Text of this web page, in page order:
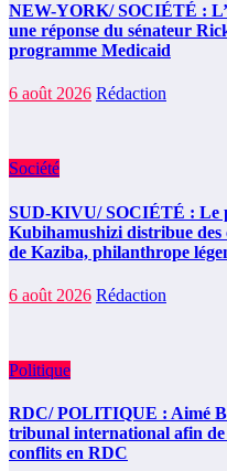
NEW-YORK/ SOCIÉTÉ :
une réponse du sénateur
programme Medicaid
6 août 2026 Rédaction
Société
SUD-KIVU/ SOCIÉTÉ : Le
Kubihamushizi distribue des
de Kaziba, philanthrope
6 août 2026 Rédaction
Politique
RDC/ POLITIQUE : Aimé
tribunal international afin de
conflits en RDC